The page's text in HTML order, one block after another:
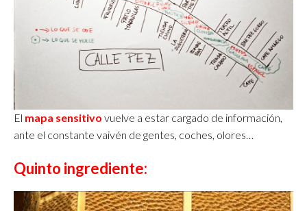
El mapa sensitivo vuelve a estar cargado de información,
ante el constante vaivén de gentes, coches, olores…
Quinto ingrediente: